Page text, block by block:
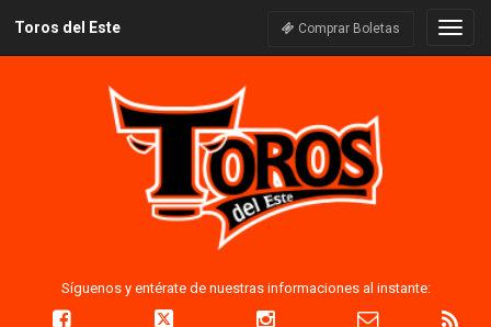
Toros del Este Comprar Boletas
Síguenos y entérate de nuestras informaciones al instante: